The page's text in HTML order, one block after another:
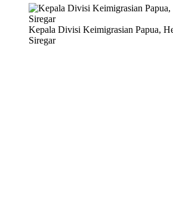
Kepala Divisi Keimigrasian Papua,
Siregar